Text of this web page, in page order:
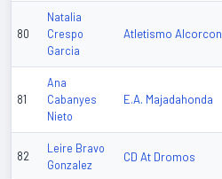
80
Natalia
Crespo
Garcia
Atletismo Alcorcon
81
Ana
Cabanyes
Nieto
E.A. Majadahonda
82
Leire Bravo
Gonzalez
CD At Dromos